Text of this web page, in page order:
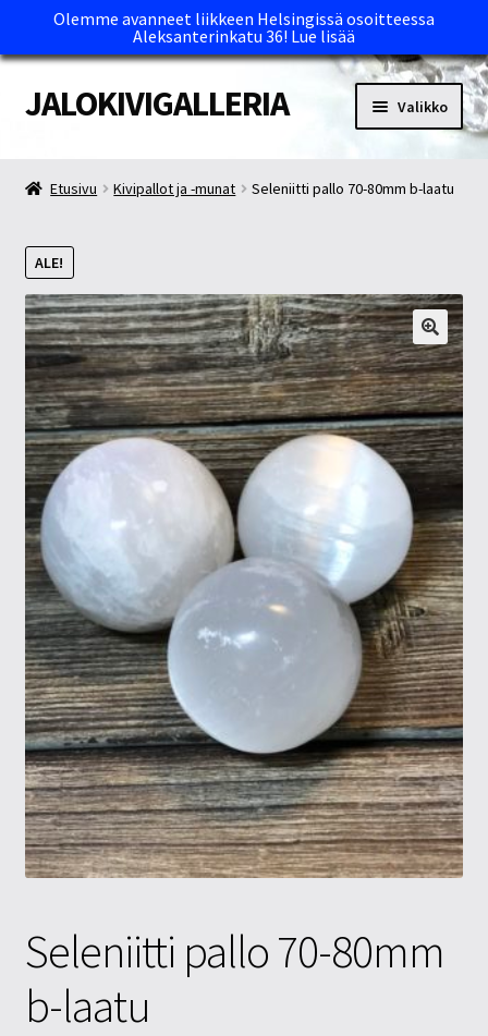
Olemme avanneet liikkeen Helsingissä osoitteessa
Aleksanterinkatu 36! Lue lisää
Siirry
navigointiin
Siirry
sisältöön
JALOKIVIGALLERIA Valikko
Maksutavat ja Tärkeää tietää
Myymälät
Oma tili
Ostoskori
Tietosuojaseloste
Tuotteet
Yritysinfo
Etusivu Kivipallot ja -munat Seleniitti pallo 70-80mm b-laatu
ALE!
Seleniitti pallo 70-80mm
b-laatu